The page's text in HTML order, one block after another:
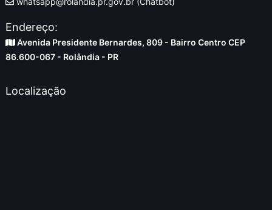
Endereço:
Avenida Presidente Bernardes, 809 - Bairro Centro CEP
86.600-067 - Rolândia - PR
Localização